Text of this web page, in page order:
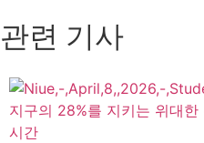
관련 기사
지구의 28%를 지키는 위대
시간